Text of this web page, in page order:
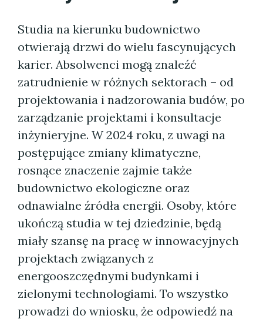
Studia na kierunku budownictwo
otwierają drzwi do wielu fascynujących
karier. Absolwenci mogą znaleźć
zatrudnienie w różnych sektorach – od
projektowania i nadzorowania budów, po
zarządzanie projektami i konsultacje
inżynieryjne. W 2024 roku, z uwagi na
postępujące zmiany klimatyczne,
rosnące znaczenie zajmie także
budownictwo ekologiczne oraz
odnawialne źródła energii. Osoby, które
ukończą studia w tej dziedzinie, będą
miały szansę na pracę w innowacyjnych
projektach związanych z
energooszczędnymi budynkami i
zielonymi technologiami. To wszystko
prowadzi do wniosku, że odpowiedź na